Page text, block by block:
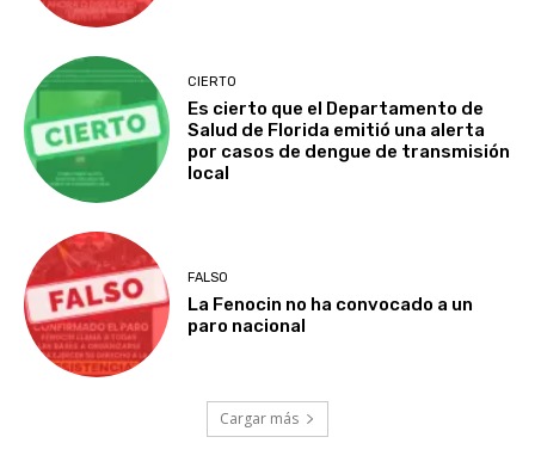
CIERTO
Es cierto que el Departamento de
Salud de Florida emitió una alerta
por casos de dengue de transmisión
local
FALSO
La Fenocin no ha convocado a un
paro nacional
Cargar más